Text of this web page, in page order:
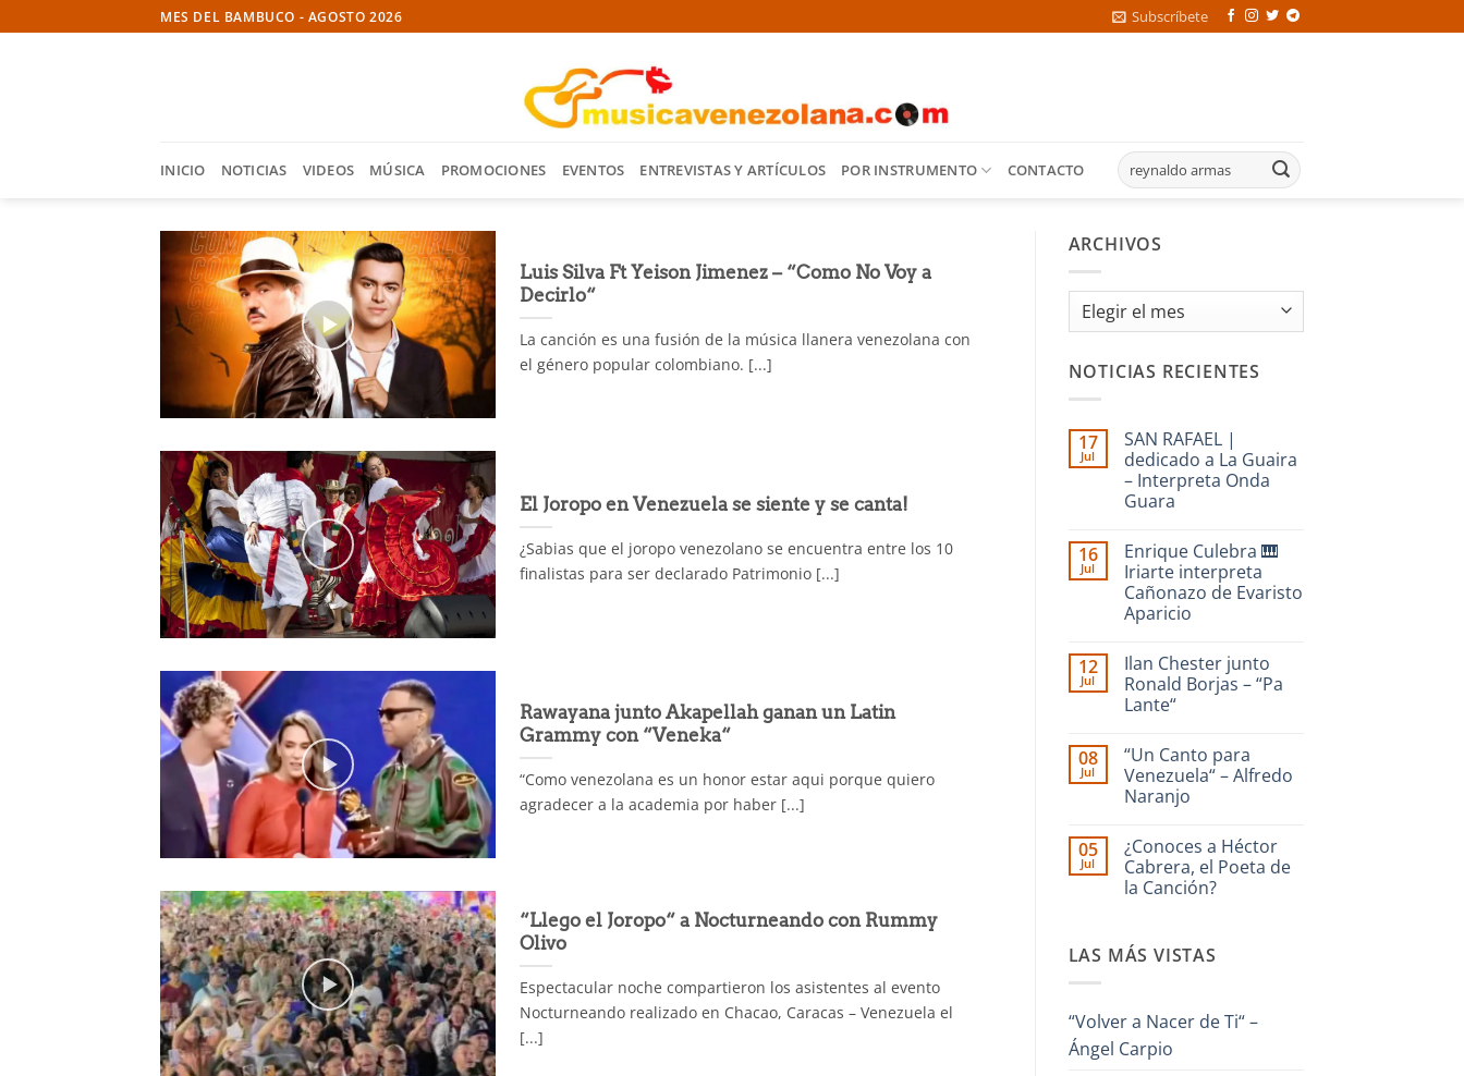
to
MES DEL BAMBUCO - AGOSTO 2026 Subscríbete
INICIO NOTICIAS VIDEOS MÚSICA PROMOCIONES EVENTOS ENTREVISTAS Y ARTÍCULOS POR INSTRUMENTO CONTACTO
Luis Silva Ft Yeison Jimenez – “Como No Voy a
Decirlo“
La canción es una fusión de la música llanera venezolana con
el género popular colombiano. [...]
El Joropo en Venezuela se siente y se canta!
¿Sabias que el joropo venezolano se encuentra entre los 10
finalistas para ser declarado Patrimonio [...]
Rawayana junto Akapellah ganan un Latin
Grammy con “Veneka“
“Como venezolana es un honor estar aqui porque quiero
agradecer a la academia por haber [...]
“Llego el Joropo“ a Nocturneando con Rummy
Olivo
Espectacular noche compartieron los asistentes al evento
Nocturneando realizado en Chacao, Caracas – Venezuela el
[...]
ARCHIVOS
Archivos
NOTICIAS RECIENTES
17
Jul
SAN RAFAEL |
dedicado a La Guaira
– Interpreta Onda
Guara
comentarios
en
SAN
RAFAEL
|
dedicado
Guaira
–
Interpreta
Onda
16
Jul
Enrique Culebra 🎹
Iriarte interpreta
Cañonazo de Evaristo
Aparicio
comentarios
en
Enrique
Culebra
interpreta
Cañonazo
de
Evaristo
Aparicio
12
Jul
Ilan Chester junto
Ronald Borjas – “Pa
Lante“
comentarios
en
Ilan
Chester
Borjas
–
“Pa
Lante“
08
Jul
“Un Canto para
Venezuela“ – Alfredo
Naranjo
comentarios
en
“Un
Canto
Alfredo
Naranjo
05
Jul
¿Conoces a Héctor
Cabrera, el Poeta de
la Canción?
en
¿Conoces
el
de
LAS MÁS VISTAS
“Volver a Nacer de Ti“ –
Ángel Carpio